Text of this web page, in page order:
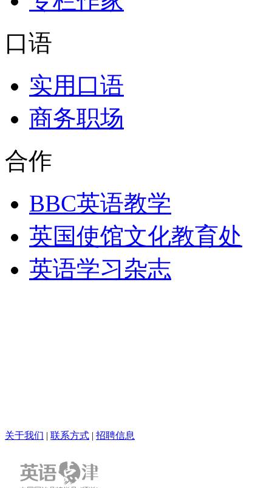
口语
实用口语
商务职场
合作
BBC英语教学
英国使馆文化教育处
英语学习杂志
关于我们 | 联系方式 | 招聘信息